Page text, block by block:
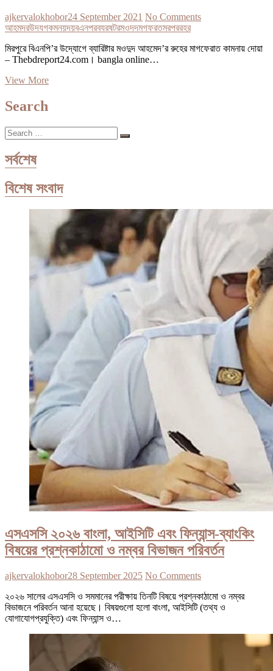
ajkervalokhobor24 September 2021 No Comments
আহমদরউদযগকমনয়দয়বএনপরবযরষটরমওদদমগফরতমরপররহর
মিরপুরে বিএনপি’র উদ্যোগে ব্যারিষ্টার মওদুদ আহমেদ’র রুহের মাগফেরাত কামনায় দোয়া
– Thebdreport24.com। bangla online…
View Moreমিরপুরে
Search
Search
…
সর্বশেষ
বিশেষ সংবাদ
এসএসসি ২০২৬ বাংলা, আইসিটি এবং ফিন্যান্স-ব্যাংকিং
বিষয়ের প্রশ্নকাঠামো ও নম্বর বিভাজন পরিবর্তন
ajkervalokhobor28 September 2025 No Comments
২০২৬ সালের এসএসসি ও সমমানের পরীক্ষায় তিনটি বিষয়ে প্রশ্নকাঠামো ও নম্বর
বিভাজনে পরিবর্তন আনা হয়েছে। বিষয়গুলো হলো বাংলা, আইসিটি (তথ্য ও
যোগাযোগপ্রযুক্তি) এবং ফিন্যান্স ও…